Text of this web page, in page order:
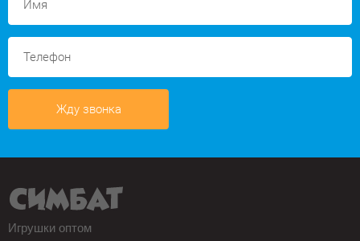
Жду звонка
Игрушки оптом